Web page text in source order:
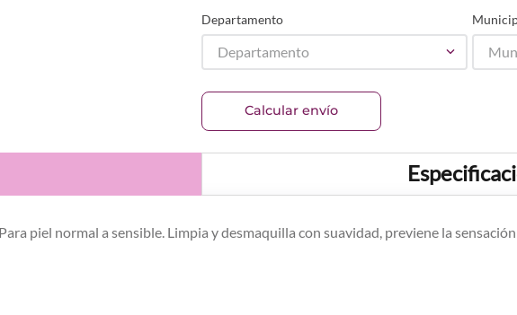
Departamento
Departamento
Calcular envío
piel normal a sensible. Limpia y desmaquilla con suavidad, previene la